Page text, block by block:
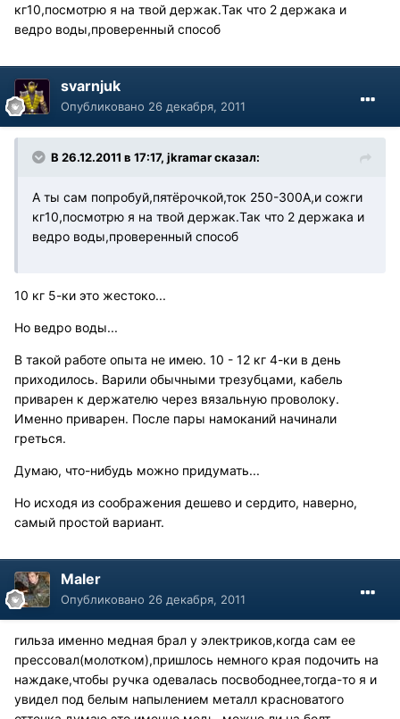
кг10,посмотрю я на твой держак.Так что 2 держака и
ведро воды,проверенный способ
svarnjuk
Опубликовано 26 декабря, 2011
В 26.12.2011 в 17:17, jkramar сказал:
А ты сам попробуй,пятёрочкой,ток 250-300А,и сожги
кг10,посмотрю я на твой держак.Так что 2 держака и
ведро воды,проверенный способ
10 кг 5-ки это жестоко...
Но ведро воды...
В такой работе опыта не имею. 10 - 12 кг 4-ки в день
приходилось. Варили обычными трезубцами, кабель
приварен к держателю через вязальную проволоку.
Именно приварен. После пары намоканий начинали
греться.
Думаю, что-нибудь можно придумать...
Но исходя из соображения дешево и сердито, наверно,
самый простой вариант.
Maler
Опубликовано 26 декабря, 2011
гильза именно медная брал у электриков,когда сам ее
прессовал(молотком),пришлось немного края подочить на
наждаке,чтобы ручка одевалась посвободнее,тогда-то я и
увидел под белым напылением металл красноватого